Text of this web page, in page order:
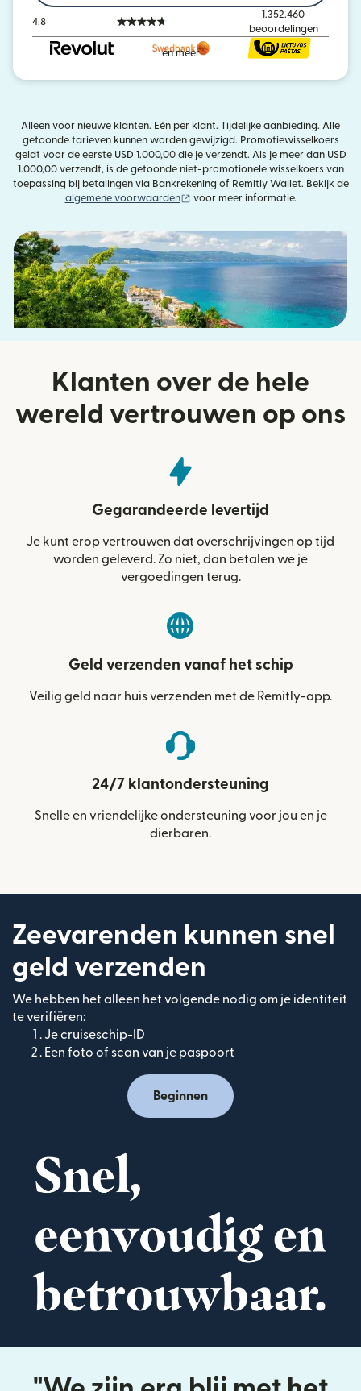
4.8
1.352.460
beoordelingen
en meer
Alleen voor nieuwe klanten. Eén per klant. Tijdelijke aanbieding. Alle
getoonde tarieven kunnen worden gewijzigd. Promotiewisselkoers
geldt voor de eerste USD 1.000,00 die je verzendt. Als je meer dan USD
1.000,00 verzendt, is de getoonde niet-promotionele wisselkoers van
toepassing bij betalingen via Bankrekening of Remitly Wallet. Bekijk de
algemene voorwaarden
(wordt geopend in een nieuw
voor meer informatie.
Klanten over de hele
wereld vertrouwen op ons
Gegarandeerde levertijd
Je kunt erop vertrouwen dat overschrijvingen op tijd
worden geleverd. Zo niet, dan betalen we je
vergoedingen terug.
Geld verzenden vanaf het schip
Veilig geld naar huis verzenden met de Remitly-app.
24/7 klantondersteuning
Snelle en vriendelijke ondersteuning voor jou en je
dierbaren.
Zeevarenden kunnen snel
geld verzenden
We hebben het alleen het volgende nodig om je identiteit
te verifiëren:
Je cruiseschip-ID
Een foto of scan van je paspoort
Beginnen